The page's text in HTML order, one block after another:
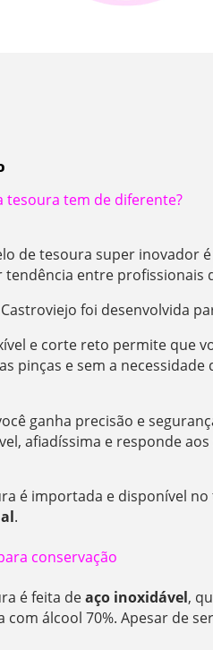
tesoura tem de diferente?
de tesoura super inovador
tendência entre profissionais
foi desenvolvida
e corte reto permite que
pinças e sem a
ganha precisão e
afiadíssima e responde
é importada e disponível
.
conservação
é feita deaço inoxidável,
com álcool 70%. Apesar de